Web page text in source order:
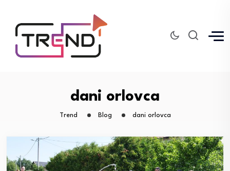
dani orlovca
Trend Blog dani orlovca